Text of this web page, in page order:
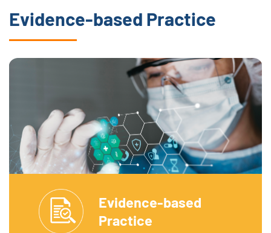
Evidence-based Practice
Evidence-based
Practice